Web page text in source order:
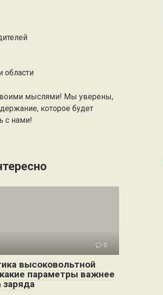
области
мыслями! Мы уверены,
которое будет
с нами!
0
высоковольтной
параметры важнее
заряда